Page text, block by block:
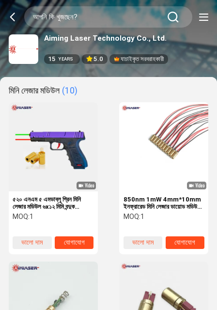
Aiming Laser Technology Co., Ltd.
15 YEARS 5.0 যাচাইকৃত সরবরাহকারী
মিনি লেজার মডিউল (10)
৫২০ এনএম ৫ এমডাব্লু গ্রিন মিনি
লেজার মডিউল ৬x১২ মিমি বন্দুক
লক্ষ্যবস্তু লেজার দৃষ্টি জন্য
MOQ:1
ভালো দাম যোগাযোগ
850nm 1mW 4mm*10mm
ইনফ্রারেড মিনি লেজার ডায়োড মডিউল
আইআর লেজার লক্ষ্যবস্তু দৃশ্যের জন্য
MOQ:1
ভালো দাম যোগাযোগ